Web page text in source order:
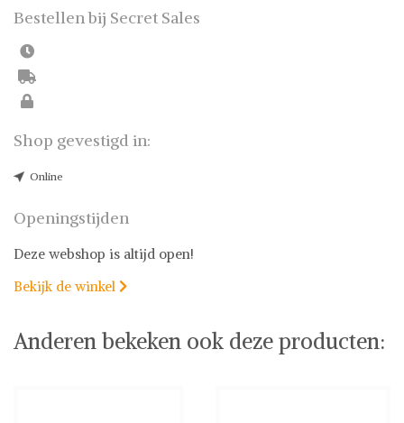
Bestellen bij Secret Sales
Shop gevestigd in:
Online
Openingstijden
Deze webshop is altijd open!
Bekijk de winkel 
Anderen bekeken ook deze producten: